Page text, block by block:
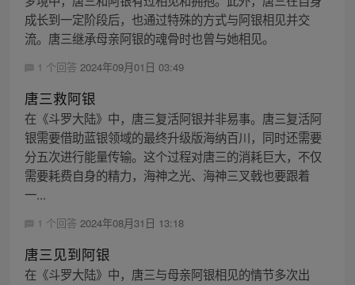
成长到一定阶段后，也通过特殊的方式与阿银相见并交
流。唐三继承母亲阿银的魂骨时也曾与她相见。
1 个回答 2024年09月01日 03:49
唐三救阿银
在《斗罗大陆》中，唐三复活阿银并非易事。唐三复活阿
银需要借助蓝银领域的最终升级版海纳百川，同时还需要
分五次进行能量传输。这个过程对唐三的消耗巨大，不仅
需要耗费自身的精力，海神之光、海神三叉戟也要跟着
一...
1 个回答 2024年08月31日 13:18
唐三见到阿银
在《斗罗大陆》中，唐三与母亲阿银相见的情节多次出